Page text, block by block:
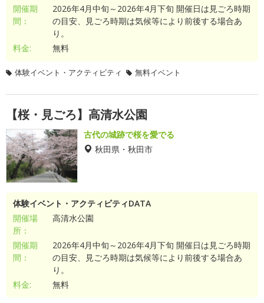
開催期
間：
2026年4月中旬～2026年4月下旬 開催日は見ごろ時期
の目安、見ごろ時期は気候等により前後する場合あ
り。
料金:
無料
体験イベント・アクティビティ 無料イベント
【桜・見ごろ】高清水公園
古代の城跡で桜を愛でる
秋田県・秋田市
体験イベント・アクティビティDATA
開催場
所：
高清水公園
開催期
間：
2026年4月中旬～2026年4月下旬 開催日は見ごろ時期
の目安、見ごろ時期は気候等により前後する場合あ
り。
料金:
無料